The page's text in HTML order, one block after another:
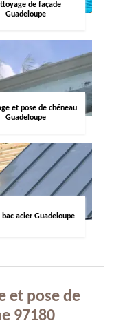
de façade
Guadeloupe
et pose de chéneau
Guadeloupe
bac acier Guadeloupe
et pose de
97180